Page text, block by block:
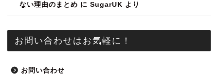
ない理由のまとめ に SugarUK より
お問い合わせはお気軽に！
お問い合わせ